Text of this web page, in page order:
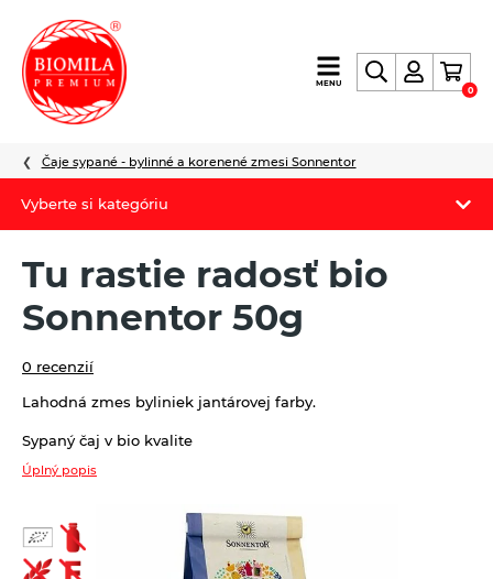
výroba
a
nielen
MENU
0
Vyberte si kategóriu
Novinky
Biopotraviny ako darček
Cestoviny
Čaje sypané - bylinné a korenené zmesi Sonnentor
Tu rastie radosť bio
Sonnentor 50g
0 recenzií
Lahodná zmes byliniek jantárovej farby.
Sypaný čaj v bio kvalite
Úplný popis